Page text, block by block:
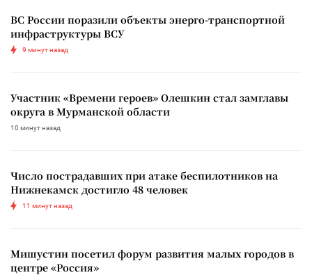
ВС России поразили объекты энерго-транспортной
инфраструктуры ВСУ
9 минут назад
Участник «Времени героев» Олешкин стал замглавы
округа в Мурманской области
10 минут назад
Число пострадавших при атаке беспилотников на
Нижнекамск достигло 48 человек
11 минут назад
Мишустин посетил форум развития малых городов в
центре «Россия»